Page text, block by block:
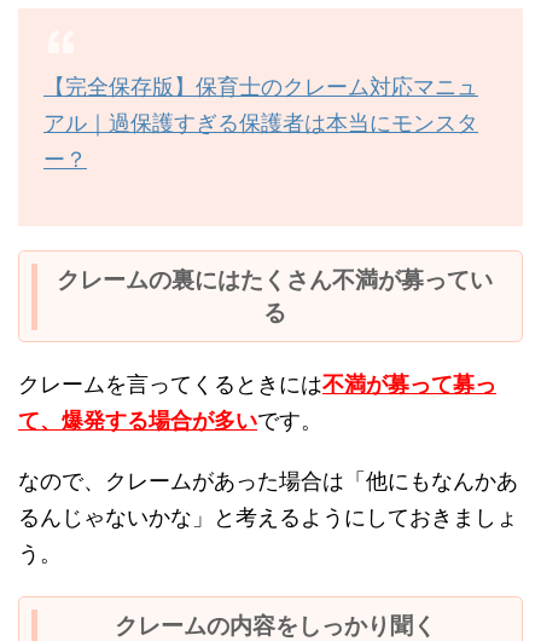
【完全保存版】保育士のクレーム対応マニュ
アル｜過保護すぎる保護者は本当にモンスタ
ー？
クレームの裏にはたくさん不満が募ってい
る
クレームを言ってくるときには不満が募って募っ
て、爆発する場合が多いです。
なので、クレームがあった場合は「他にもなんかあ
るんじゃないかな」と考えるようにしておきましょ
う。
クレームの内容をしっかり聞く